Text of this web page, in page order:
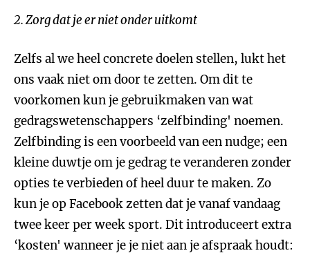
2. Zorg dat je er niet onder uitkomt
Zelfs al we heel concrete doelen stellen, lukt het
ons vaak niet om door te zetten. Om dit te
voorkomen kun je gebruikmaken van wat
gedragswetenschappers ‘zelfbinding' noemen.
Zelfbinding is een voorbeeld van een nudge; een
kleine duwtje om je gedrag te veranderen zonder
opties te verbieden of heel duur te maken. Zo
kun je op Facebook zetten dat je vanaf vandaag
twee keer per week sport. Dit introduceert extra
‘kosten' wanneer je je niet aan je afspraak houdt: